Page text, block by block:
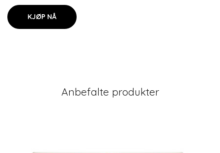
KJØP NÅ
Anbefalte produkter